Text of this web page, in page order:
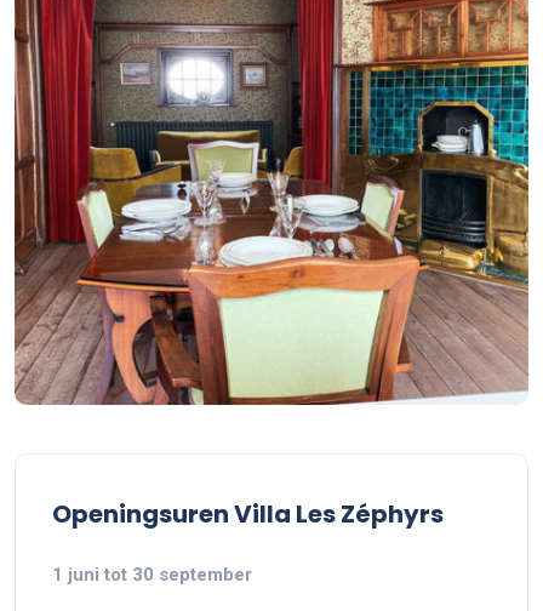
Openingsuren Villa Les Zéphyrs
1 juni tot 30 september